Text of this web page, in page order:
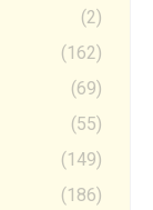
(2)
(162)
(69)
(55)
(149)
(186)